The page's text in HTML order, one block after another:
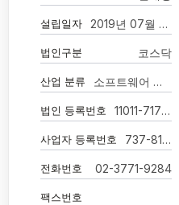
설립일자 2019년 07월 15일
법인구분 코스닥
산업 분류 소프트웨어 개발 및 공급업
법인 등록번호 11011-7171731
사업자 등록번호 737-81-01610
전화번호 02-3771-9284
팩스번호